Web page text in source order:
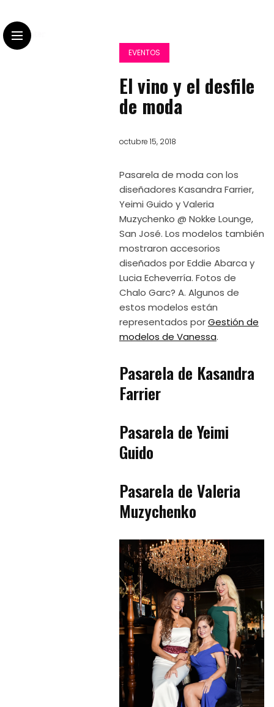
EVENTOS
El vino y el desfile
de moda
octubre 15, 2018
Pasarela de moda con los
diseñadores Kasandra Farrier,
Yeimi Guido y Valeria
Muzychenko @ Nokke Lounge,
San José. Los modelos también
mostraron accesorios
diseñados por Eddie Abarca y
Lucia Echeverría. Fotos de
Chalo Garc? A. Algunos de
estos modelos están
representados porGestión de
modelos de Vanessa.
Pasarela de Kasandra
Farrier
Pasarela de Yeimi
Guido
Pasarela de Valeria
Muzychenko